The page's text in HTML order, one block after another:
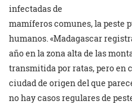
infectadas de
mamíferos comunes, la peste
humanos. «Madagascar
año en la zona alta de las
transmitida por ratas, pero en
ciudad de origen del que
no hay casos regulares de